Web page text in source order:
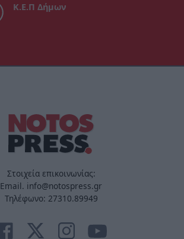
Κ.Ε.Π Δήμων
Στοιχεία επικοινωνίας:
Email. info@notospress.gr
Τηλέφωνο: 27310.89949